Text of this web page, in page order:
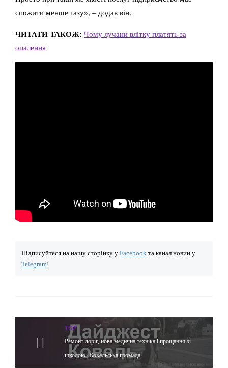
спожити менше газу», – додав він.
ЧИТАТИ ТАКОЖ: Чому лучани влітку платять за
опалення
Підписуйтеся на нашу сторінку у Facebook та канал новин у
Telegram!
TOP
Ремонт доріг, нова медична техніка і прощання зі
школою | Ковельська громада